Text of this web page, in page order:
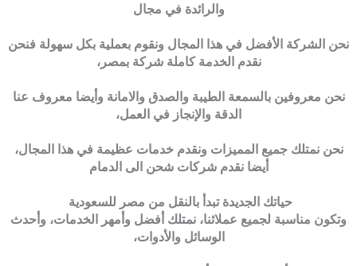
والرائدة في مجال
نحن الشركة الأفضل في هذا المجال ونقوم بعملية بكل سهولة فنحن
نقدم الخدمة كاملة شركة بمصر،
نحن معروفين بالسمعة الطيبة والصدق والامانة وأيضا معروف عنا
الدقة والإنجاز في العمل،
نحن نمتلك جميع المميزات ونقدم خدمات عظيمة في هذا المجال،
أيضا نقدم شركات شحن الى الدمام
حياتك الجديدة تبدأ بالنقل من مصر للسعودية
وتكون مناسبة لجميع عملائنا، نمتلك أفضل وأمهر الخدمات، وأحدث
الوسائل والأدوات،